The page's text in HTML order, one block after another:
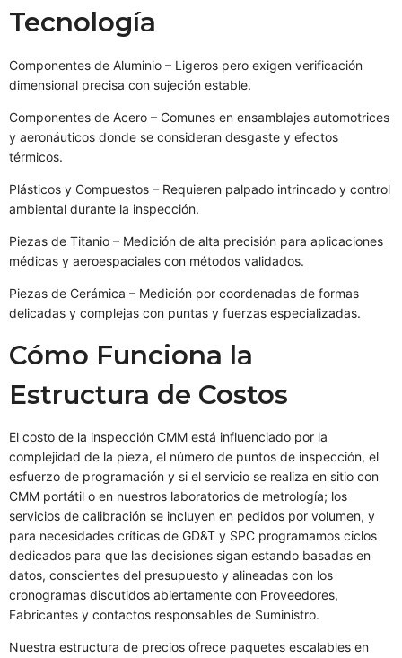
Tecnología
Componentes de Aluminio – Ligeros pero exigen verificación
dimensional precisa con sujeción estable.
Componentes de Acero – Comunes en ensamblajes automotrices
y aeronáuticos donde se consideran desgaste y efectos
térmicos.
Plásticos y Compuestos – Requieren palpado intrincado y control
ambiental durante la inspección.
Piezas de Titanio – Medición de alta precisión para aplicaciones
médicas y aeroespaciales con métodos validados.
Piezas de Cerámica – Medición por coordenadas de formas
delicadas y complejas con puntas y fuerzas especializadas.
Cómo Funciona la
Estructura de Costos
El costo de la inspección CMM está influenciado por la
complejidad de la pieza, el número de puntos de inspección, el
esfuerzo de programación y si el servicio se realiza en sitio con
CMM portátil o en nuestros laboratorios de metrología; los
servicios de calibración se incluyen en pedidos por volumen, y
para necesidades críticas de GD&T y SPC programamos ciclos
dedicados para que las decisiones sigan estando basadas en
datos, conscientes del presupuesto y alineadas con los
cronogramas discutidos abiertamente con Proveedores,
Fabricantes y contactos responsables de Suministro.
Nuestra estructura de precios ofrece paquetes escalables en